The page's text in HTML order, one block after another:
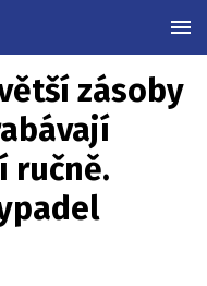
zásoby
ručně.